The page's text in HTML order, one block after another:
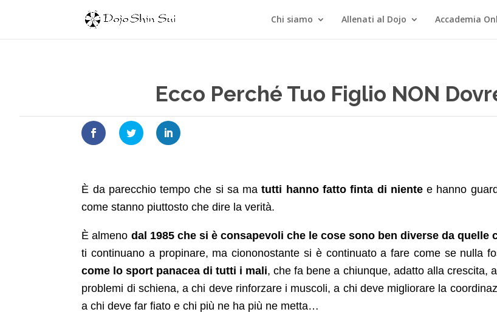
Chi siamo Allenati al Dojo Accademia
Ecco Perché Tuo Figlio NON
È da parecchio tempo che si sa matutti hanno fatto finta di nientee hanno
come stanno piuttosto che dire la verità.
È almeno dal 1985 che si è consapevoli che le cose sono ben diverse da quelle
ti continuano a propinare, ma ciononostante si è continuato a fare come se nulla
come lo sport panacea di tutti i mali, che fa bene a chiunque, adatto alla crescita,
problemi di schiena, a chi deve rinforzare i muscoli, a chi deve migliorare la
a chi deve far fiato e chi più ne ha più ne metta…